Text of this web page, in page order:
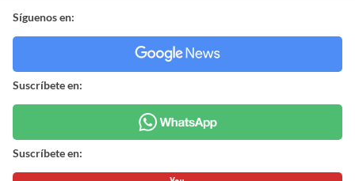
Síguenos en:
Suscríbete en:
Suscríbete en: